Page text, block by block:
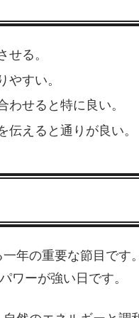
せる。
やすい。
わせると特に良い。
えると通りが良い。
年の重要な節目で
ワーが強い日です。